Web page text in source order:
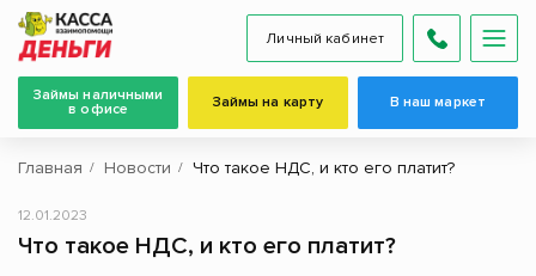
Личный кабинет
Займы наличными
в офисе
Займы на карту В наш маркет
Главная Новости Что такое НДС, и кто его платит?
Что такое НДС, и кто его платит?
12.01.2023